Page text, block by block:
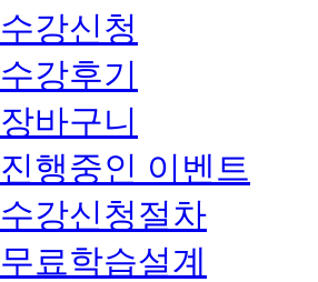
수강신청
수강후기
장바구니
진행중인 이벤트
수강신청절차
무료학습설계